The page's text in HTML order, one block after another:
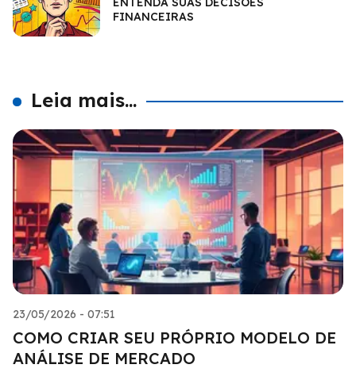
FINANCEIRAS
Leia mais...
23/05/2026 - 07:51
COMO CRIAR SEU PRÓPRIO MODELO DE
ANÁLISE DE MERCADO